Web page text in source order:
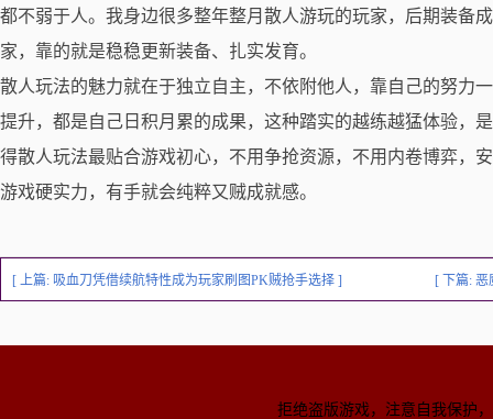
都不弱于人。我身边很多整年整月散人游玩的玩家，后期装备
家，靠的就是稳稳更新装备、扎实发育。
散人玩法的魅力就在于独立自主，不依附他人，靠自己的努力
提升，都是自己日积月累的成果，这种踏实的越练越猛体验，
得散人玩法最贴合游戏初心，不用争抢资源，不用内卷博弈，
游戏硬实力，有手就会纯粹又贼成就感。
[ 上篇: 吸血刀凭借续航特性成为玩家刷图PK贼抢手选择 ] [ 下篇: 恶
拒绝盗版游戏，注意自我保护